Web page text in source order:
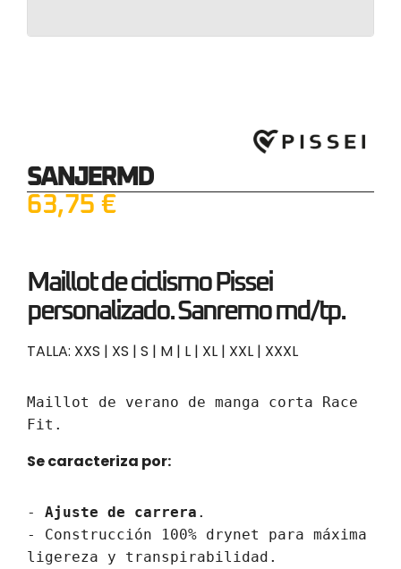
SANJERMD
63,75 €
Maillot de ciclismo Pissei
personalizado. Sanremo md/tp.
TALLA: XXS | XS | S | M | L | XL | XXL | XXXL
Maillot de verano de manga corta Race
Fit.
Se caracteriza por:
- Ajuste de carrera .
- Construcción 100% drynet para máxima
ligereza y transpirabilidad.